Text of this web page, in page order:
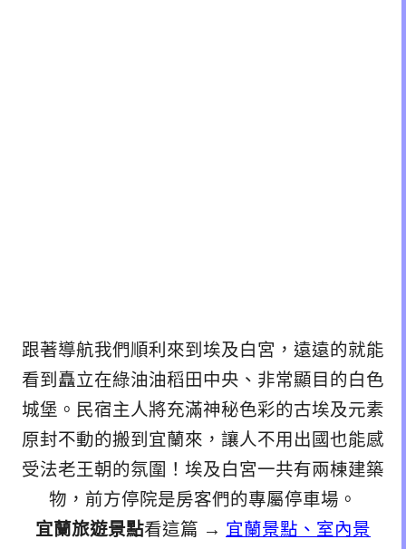
跟著導航我們順利來到埃及白宮，遠遠的就能
看到矗立在綠油油稻田中央、非常顯目的白色
城堡。民宿主人將充滿神秘色彩的古埃及元素
原封不動的搬到宜蘭來，讓人不用出國也能感
受法老王朝的氛圍！埃及白宮一共有兩棟建築
物，前方停院是房客們的專屬停車場。
宜蘭旅遊景點看這篇 → 宜蘭景點、室內景